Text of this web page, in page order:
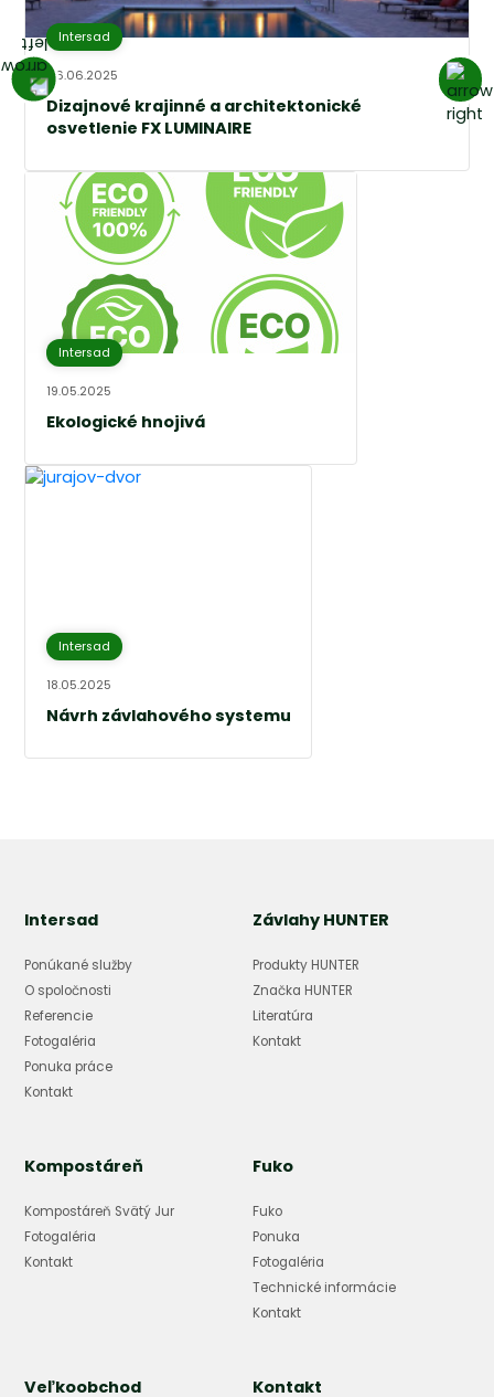
Intersad
06.06.2025
Dizajnové krajinné a architektonické
osvetlenie FX LUMINAIRE
Intersad
19.05.2025
Ekologické hnojivá
Intersad
18.05.2025
Návrh závlahového systemu
Intersad
Ponúkané služby
O spoločnosti
Referencie
Fotogaléria
Ponuka práce
Kontakt
Závlahy HUNTER
Produkty HUNTER
Značka HUNTER
Literatúra
Kontakt
Kompostáreň
Kompostáreň Svätý Jur
Fotogaléria
Kontakt
Fuko
Fuko
Ponuka
Fotogaléria
Technické informácie
Kontakt
Veľkoobchod Kontakt